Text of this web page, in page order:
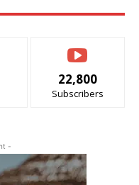
22,800
Subscribers
-